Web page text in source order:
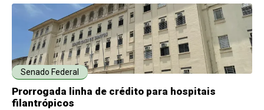
Senado Federal
Prorrogada linha de crédito para hospitais
filantrópicos